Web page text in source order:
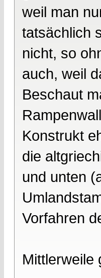
weil man
tatsächlich
nicht, so
auch, weil
Beschaut
Konstrukt
die
und unten
Vorfahren
Mittlerweile